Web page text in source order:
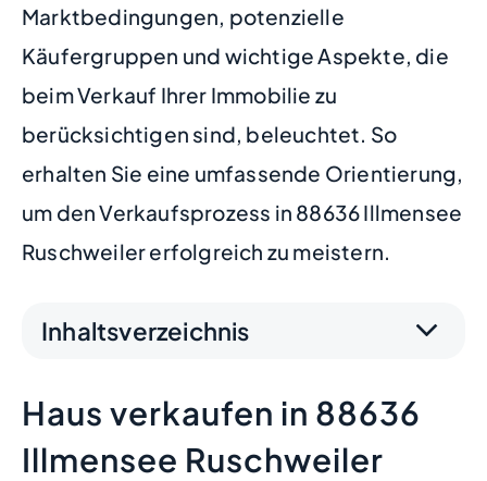
Marktbedingungen, potenzielle
Käufergruppen und wichtige Aspekte, die
beim Verkauf Ihrer Immobilie zu
berücksichtigen sind, beleuchtet. So
erhalten Sie eine umfassende Orientierung,
um den Verkaufsprozess in 88636 Illmensee
Ruschweiler erfolgreich zu meistern.
Inhaltsverzeichnis
Haus verkaufen in 88636
Illmensee Ruschweiler